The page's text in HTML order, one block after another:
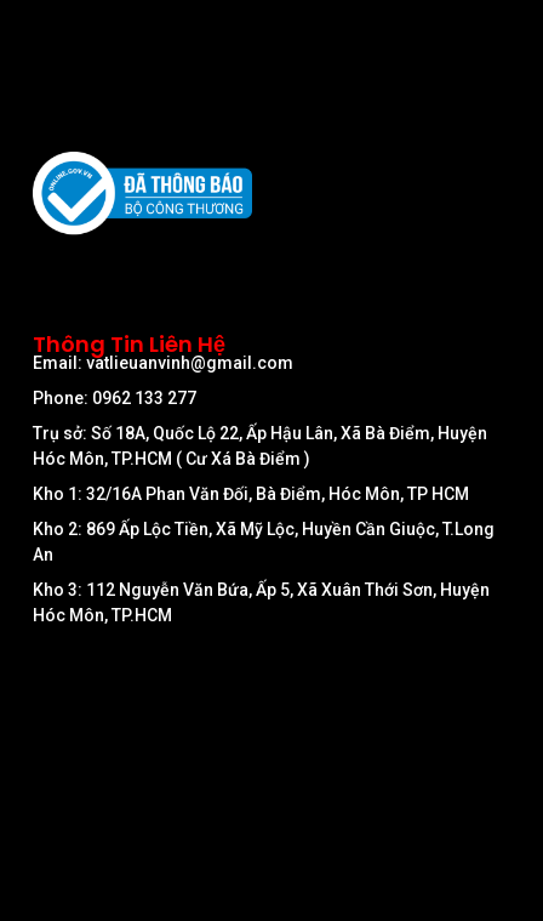
Thông Tin Liên Hệ
Email: vatlieuanvinh@gmail.com
Phone: 0962 133 277
Trụ sở: Số 18A, Quốc Lộ 22, Ấp Hậu Lân, Xã Bà Điểm, Huyện
Hóc Môn, TP.HCM ( Cư Xá Bà Điểm )
Kho 1: 32/16A Phan Văn Đối, Bà Điểm, Hóc Môn, TP HCM
Kho 2: 869 Ấp Lộc Tiền, Xã Mỹ Lộc, Huyền Cần Giuộc, T.Long
An
Kho 3: 112 Nguyễn Văn Bứa, Ấp 5, Xã Xuân Thới Sơn, Huyện
Hóc Môn, TP.HCM